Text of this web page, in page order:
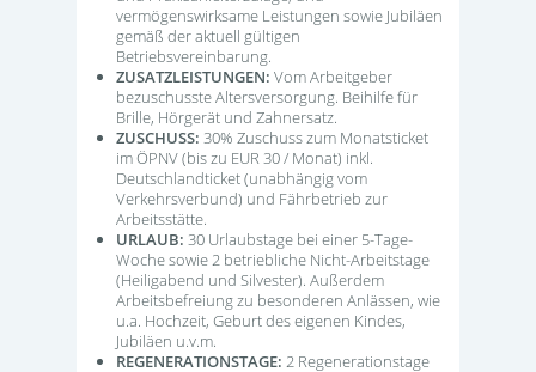
vermögenswirksame Leistungen sowie Jubiläen
gemäß der aktuell gültigen
Betriebsvereinbarung.
ZUSATZLEISTUNGEN: Vom Arbeitgeber
bezuschusste Altersversorgung. Beihilfe für
Brille, Hörgerät und Zahnersatz.
ZUSCHUSS: 30% Zuschuss zum Monatsticket
im ÖPNV (bis zu EUR 30 / Monat) inkl.
Deutschlandticket (unabhängig vom
Verkehrsverbund) und Fährbetrieb zur
Arbeitsstätte.
URLAUB: 30 Urlaubstage bei einer 5-Tage-
Woche sowie 2 betriebliche Nicht-Arbeitstage
(Heiligabend und Silvester). Außerdem
Arbeitsbefreiung zu besonderen Anlässen, wie
u.a. Hochzeit, Geburt des eigenen Kindes,
Jubiläen u.v.m.
REGENERATIONSTAGE: 2 Regenerationstage